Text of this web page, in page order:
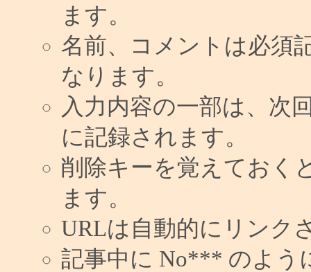
ます。
名前、コメントは必須
なります。
入力内容の一部は、次
に記録されます。
削除キーを覚えておく
ます。
URLは自動的にリンク
記事中に No*** のよう